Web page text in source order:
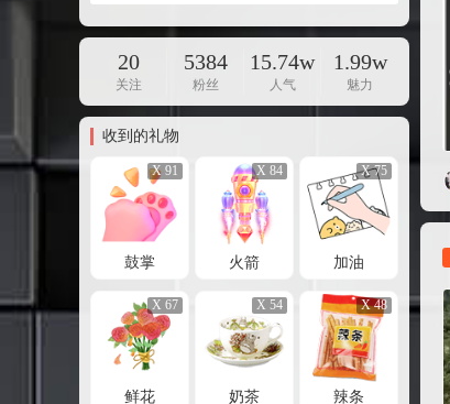
20
关注
5384
粉丝
15.74w
人气
1.99w
魅力
收到的礼物
鼓掌
X 91
火箭
X 84
加油
X 75
鲜花
X 67
奶茶
X 54
辣条
X 48